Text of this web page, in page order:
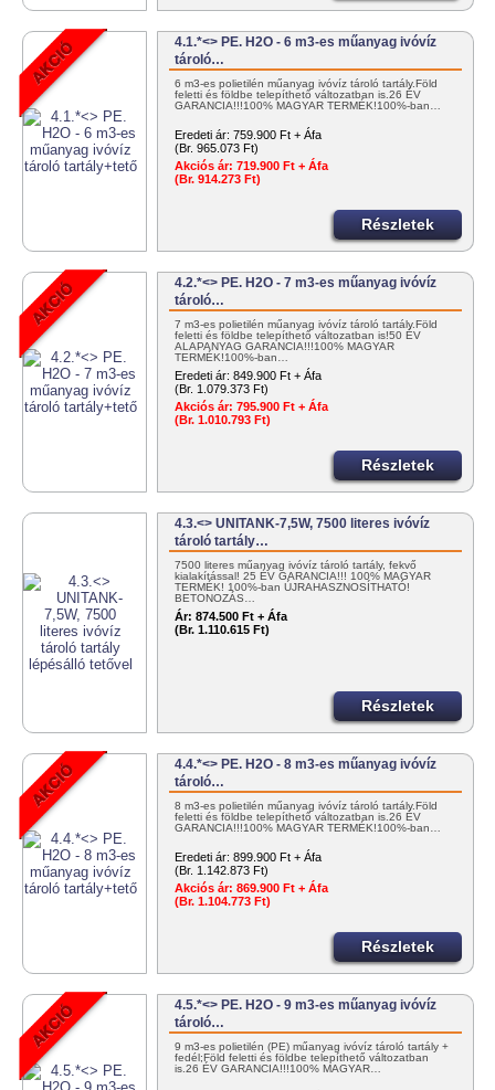
4.1.*<> PE. H2O - 6 m3-es műanyag ivóvíz
tároló…
6 m3-es polietilén műanyag ivóvíz tároló tartály.Föld
feletti és földbe telepíthető változatban is.26 ÉV
GARANCIA!!!100% MAGYAR TERMÉK!100%-ban…
Eredeti ár: 759.900 Ft + Áfa
(Br. 965.073 Ft)
Akciós ár: 719.900 Ft + Áfa
(Br. 914.273 Ft)
Részletek
4.2.*<> PE. H2O - 7 m3-es műanyag ivóvíz
tároló…
7 m3-es polietilén műanyag ivóvíz tároló tartály.Föld
feletti és földbe telepíthető változatban is!50 ÉV
ALAPANYAG GARANCIA!!!100% MAGYAR
TERMÉK!100%-ban…
Eredeti ár: 849.900 Ft + Áfa
(Br. 1.079.373 Ft)
Akciós ár: 795.900 Ft + Áfa
(Br. 1.010.793 Ft)
Részletek
4.3.<> UNITANK-7,5W, 7500 literes ivóvíz
tároló tartály…
7500 literes műanyag ivóvíz tároló tartály, fekvő
kialakítással! 25 ÉV GARANCIA!!! 100% MAGYAR
TERMÉK! 100%-ban ÚJRAHASZNOSÍTHATÓ!
BETONOZÁS…
Ár: 874.500 Ft + Áfa
(Br. 1.110.615 Ft)
Részletek
4.4.*<> PE. H2O - 8 m3-es műanyag ivóvíz
tároló…
8 m3-es polietilén műanyag ivóvíz tároló tartály.Föld
feletti és földbe telepíthető változatban is.26 ÉV
GARANCIA!!!100% MAGYAR TERMÉK!100%-ban…
Eredeti ár: 899.900 Ft + Áfa
(Br. 1.142.873 Ft)
Akciós ár: 869.900 Ft + Áfa
(Br. 1.104.773 Ft)
Részletek
4.5.*<> PE. H2O - 9 m3-es műanyag ivóvíz
tároló…
9 m3-es polietilén (PE) műanyag ivóvíz tároló tartály +
fedél;Föld feletti és földbe telepíthető változatban
is.26 ÉV GARANCIA!!!100% MAGYAR…